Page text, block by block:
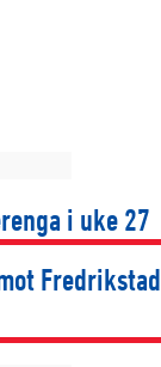
i uke 27
Fredrikstad